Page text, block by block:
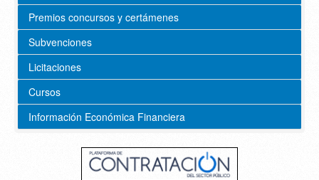
Premios concursos y certámenes
Subvenciones
Licitaciones
Cursos
Información Económica Financiera